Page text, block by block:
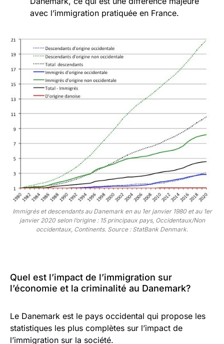
avec l’immigration pratiquée en France.
Immigrés et descendants au Danemark en au 1er janvier 1980 et au 1er
janvier 2020 selon l’origine : 15 principaux pays, Occidentaux/Non
occidentaux, Continents. Source : StatBank Denmark.
Quel est l’impact de l’immigration sur
l’économie et la criminalité au Danemark?
Le Danemark est le pays occidental qui propose les
statistiques les plus complètes sur l’impact de
l’immigration sur la société.